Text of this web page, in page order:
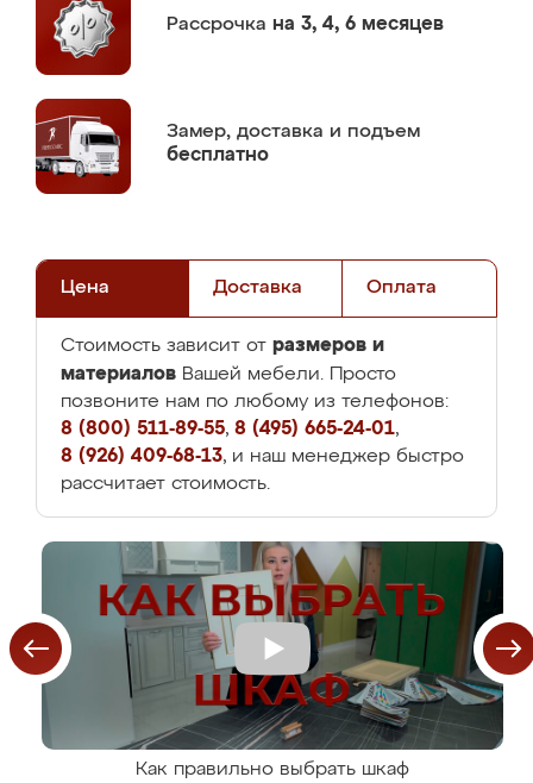
Рассрочка на 3, 4, 6 месяцев
Замер, доставка и подъем
бесплатно
Цена Доставка Оплата
Стоимость зависит от размеров и
материалов Вашей мебели. Просто
позвоните нам по любому из телефонов:
8 (800) 511-89-55, 8 (495) 665-24-01,
8 (926) 409-68-13, и наш менеджер быстро
рассчитает стоимость.
Как правильно выбрать шкаф